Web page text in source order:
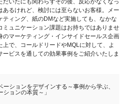
るけれど、検討には至らないお客様。メー
ティング、紙のDMなど実施しても、なかな
ミュニケーション課題はお持ちではありませ
のマーケティング・インサイドセールス企画
で、コールドリードやMQLに対して、よ
ビスを通しての効果事例をご紹介いたしま
ーションをデザインする～事例から学ぶ、
ションの本質～」